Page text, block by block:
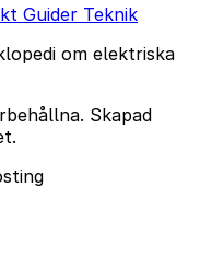
Guider Teknik
om elektriska
Skapad